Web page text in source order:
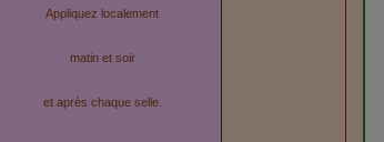
Appliquez localement
matin et soir
et après chaque selle.